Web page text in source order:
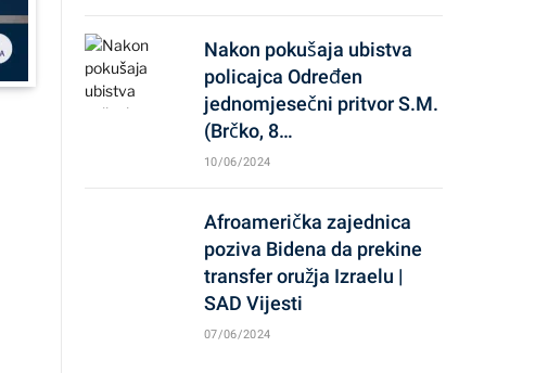
Nakon pokušaja ubistva
policajca Određen
jednomjesečni pritvor S.M.
(Brčko, 8…
10/06/2024
Afroamerička zajednica
poziva Bidena da prekine
transfer oružja Izraelu |
SAD Vijesti
07/06/2024